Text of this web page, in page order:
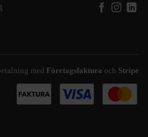
med Företagsfaktura och Stripe